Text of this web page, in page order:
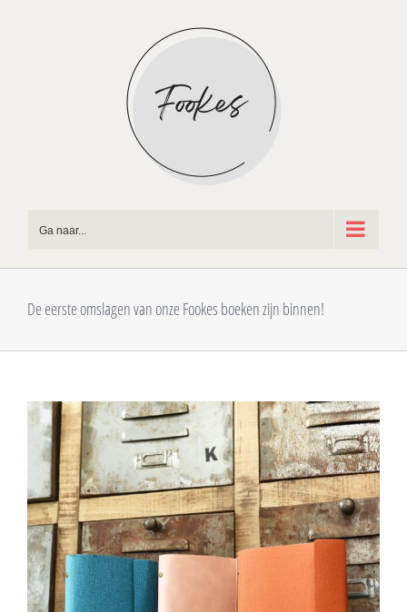
Ga naar...
De eerste omslagen van onze Fookes boeken zijn binnen!
Bekijk
grotere
afbeelding